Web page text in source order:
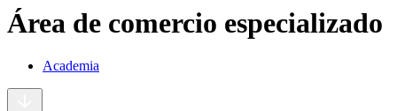
Área de comercio especializado
Academia